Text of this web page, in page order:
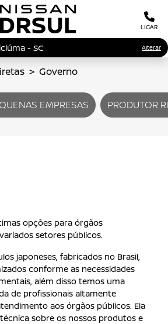
LIGAR
- SC Alterar
Governo
EMPRESAS PRODUTOR
opções para órgãos
setores públicos.
japoneses, fabricados no Brasil,
conforme as necessidades
além disso temos uma
de profissionais altamente
aos órgãos públicos. Ela
sobre os nossos produtos e